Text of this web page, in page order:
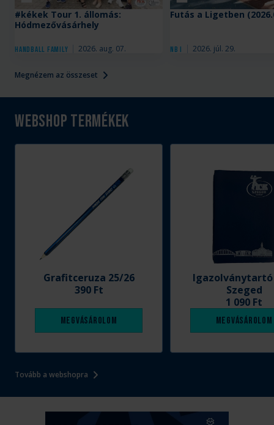
Megnézem az összeset
Handball Family 2026. aug. 07.
#kékek Tour 1. állomás:
Hódmezővásárhely
NB I 2026. júl. 29.
Futás a Ligetben
Webshop termékek
Tovább a webshopra
Grafitceruza 25/26
390 Ft
Megvásárolom
Szeged
1 090 Ft
Megvásárolom